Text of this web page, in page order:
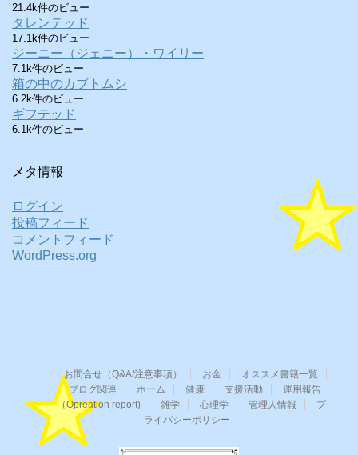
21.4k件のビュー
タレンテッド
17.1k件のビュー
ジーニー（ジェニー）・ワイリー
7.1k件のビュー
箱の中のカブトムシ
6.2k件のビュー
ギフテッド
6.1k件のビュー
メタ情報
ログイン
投稿フィード
コメントフィード
WordPress.org
お問合せ（Q&A/注意事項） お金
オススメ書籍一覧
ブログ関連
ホーム 健康 支援活動
運用報告
（Opreation report)
雑学 心理学 管理人情報
プ
ライバシーポリシー